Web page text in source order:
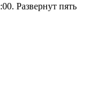
Развернут пять